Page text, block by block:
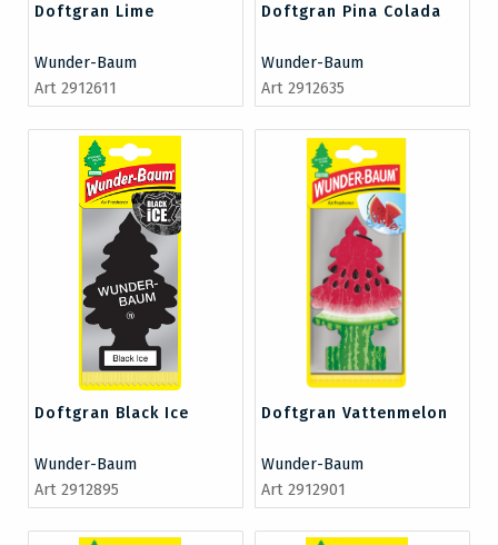
Doftgran Lime
Wunder-Baum
Art 2912611
Doftgran Pina Colada
Wunder-Baum
Art 2912635
Doftgran Black Ice
Wunder-Baum
Art 2912895
Doftgran Vattenmelon
Wunder-Baum
Art 2912901